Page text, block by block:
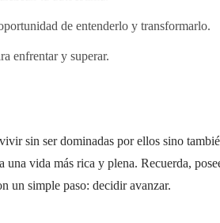
de entenderlo y transformarlo.
enfrentar y superar.
sin ser dominadas por ellos sino
vida más rica y plena. Recuerda,
un simple paso: decidir avanzar.